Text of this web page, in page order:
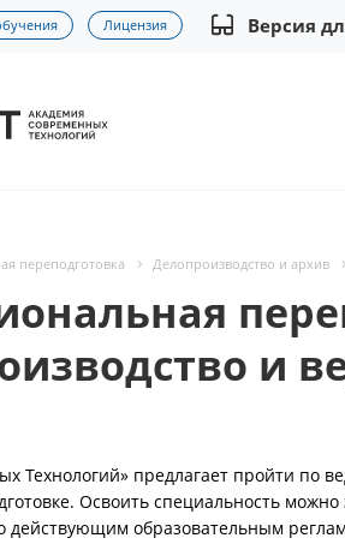
Лицензия Версия
переподготовка Делопроизводство и архив
и
Технологий» предлагает пройти по
Освоить специальность
действующим образовательным